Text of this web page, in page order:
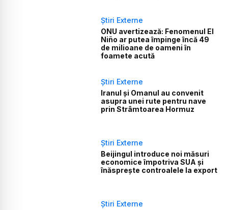
Știri Externe
ONU avertizează: Fenomenul El
Niño ar putea împinge încă 49
de milioane de oameni în
foamete acută
Știri Externe
Iranul și Omanul au convenit
asupra unei rute pentru nave
prin Strâmtoarea Hormuz
Știri Externe
Beijingul introduce noi măsuri
economice împotriva SUA și
înăsprește controalele la export
Știri Externe